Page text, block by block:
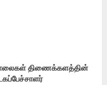
திணைக்களத்தின்